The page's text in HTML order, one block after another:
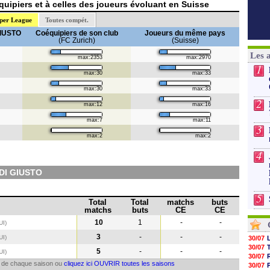
et à celles des joueurs évoluant en Suisse
League Toutes compét.
Coéquipiers de son club
(FC Zurich)
Joueurs du même pays
(Suisse)
max:2353 max:2970
max:30 max:33
max:30 max:33
max:12 max:16
max:7 max:11
max:2 max:2
GIUSTO
Total
matchs
Total
buts
matchs
CE
buts
CE
10 1 -
-
) 3 - -
-
) 5 - - -
chaque saison ou cliquez ici OUVRIR toutes les saisons
Les
1
2
3
4
5
30/07
30/07
30/07
30/07